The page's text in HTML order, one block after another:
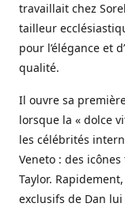
travaillait chez
tailleur
pour l’élégance et
qualité.
Il ouvre sa
lorsque la « dolce
les célébrités
Veneto : des
Taylor.
exclusifs de Dan